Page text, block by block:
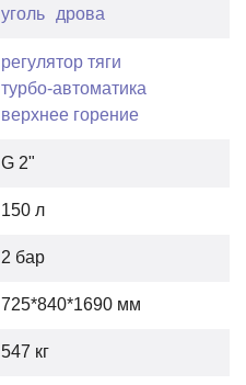
уголь дрова
регулятор тяги
турбо-автоматика
верхнее горение
G 2"
150 л
2 бар
725*840*1690 мм
547 кг